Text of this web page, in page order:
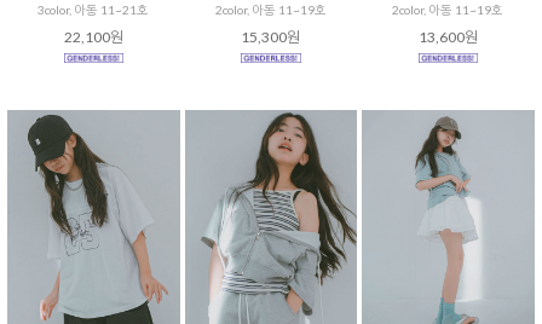
3color, 아동 11~21호
22,100원
2color, 아동 11~19호
15,300원
2color, 아동 11~19호
13,600원